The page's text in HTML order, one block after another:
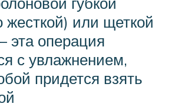
жесткой) или щеткой
эта операция
с увлажнением,
придется взять